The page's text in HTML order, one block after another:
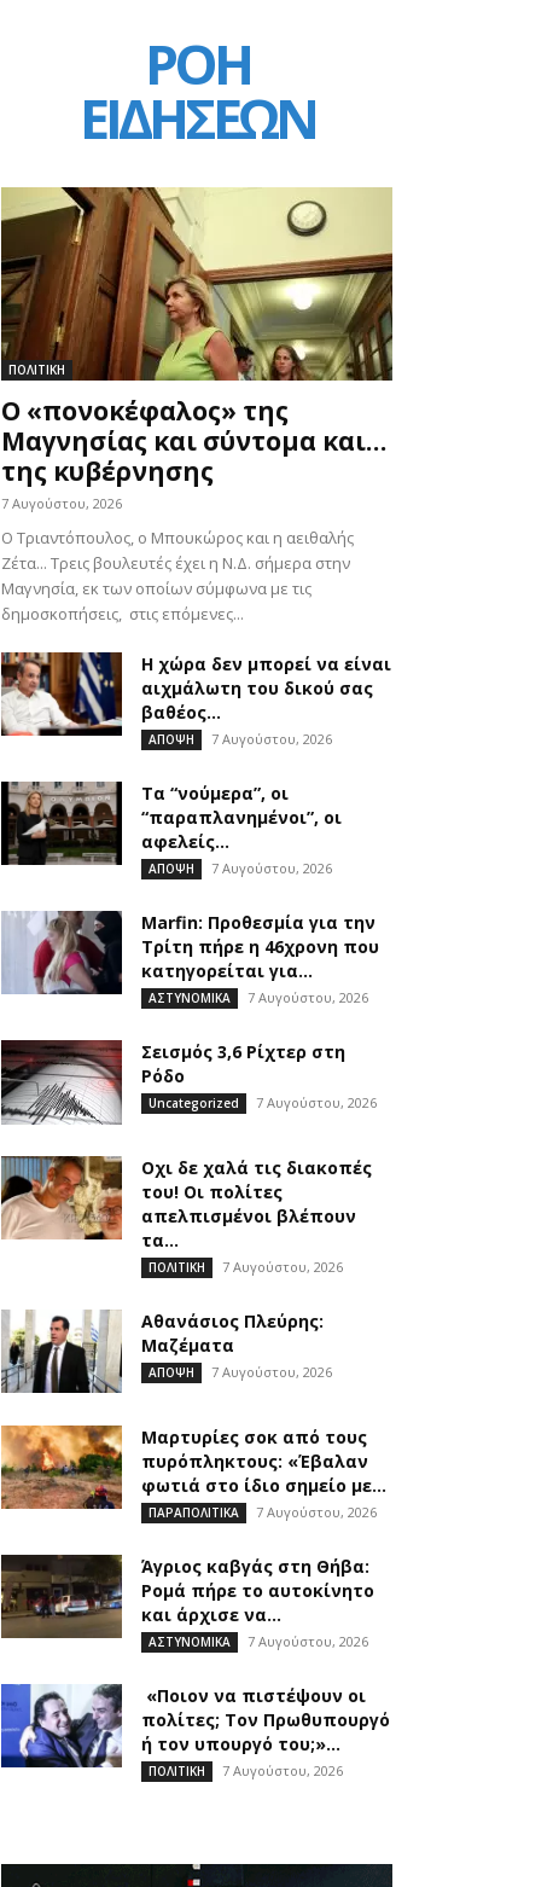
ΡΟΗ
ΕΙΔΗΣΕΩΝ
ΠΟΛΙΤΙΚΗ
Ο «πονοκέφαλος» της
Μαγνησίας και σύντομα και…
της κυβέρνησης
7 Αυγούστου, 2026
Ο Τριαντόπουλος, ο Μπουκώρος και η αειθαλής
Ζέτα... Τρεις βουλευτές έχει η Ν.Δ. σήμερα στην
Μαγνησία, εκ των οποίων σύμφωνα με τις
δημοσκοπήσεις, στις επόμενες...
Η χώρα δεν μπορεί να είναι
αιχμάλωτη του δικού σας
βαθέος...
ΑΠΟΨΗ 7 Αυγούστου, 2026
Τα “νούμερα”, οι
“παραπλανημένοι”, οι
αφελείς…
ΑΠΟΨΗ 7 Αυγούστου, 2026
Marfin: Προθεσμία για την
Τρίτη πήρε η 46χρονη που
κατηγορείται για...
ΑΣΤΥΝΟΜΙΚΑ 7 Αυγούστου, 2026
Σεισμός 3,6 Ρίχτερ στη
Ρόδο
Uncategorized 7 Αυγούστου, 2026
Οχι δε χαλά τις διακοπές
του! Οι πολίτες
απελπισμένοι βλέπουν
τα...
ΠΟΛΙΤΙΚΗ 7 Αυγούστου, 2026
Αθανάσιος Πλεύρης:
Μαζέματα
ΑΠΟΨΗ 7 Αυγούστου, 2026
Μαρτυρίες σοκ από τους
πυρόπληκτους: «Έβαλαν
φωτιά στο ίδιο σημείο με...
ΠΑΡΑΠΟΛΙΤΙΚΑ 7 Αυγούστου, 2026
Άγριος καβγάς στη Θήβα:
Ρομά πήρε το αυτοκίνητο
και άρχισε να...
ΑΣΤΥΝΟΜΙΚΑ 7 Αυγούστου, 2026
«Ποιον να πιστέψουν οι
πολίτες; Τον Πρωθυπουργό
ή τον υπουργό του;»...
ΠΟΛΙΤΙΚΗ 7 Αυγούστου, 2026